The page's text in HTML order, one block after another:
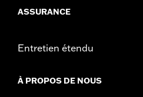
ASSURANCE
Entretien étendu
À PROPOS DE NOUS